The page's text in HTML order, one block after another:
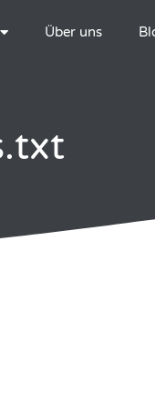
Über uns